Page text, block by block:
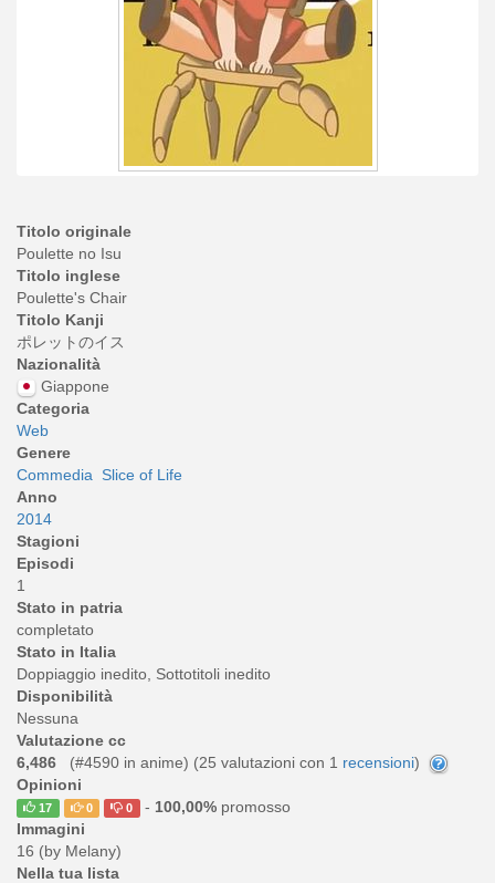
Titolo originale
Poulette no Isu
Titolo inglese
Poulette's Chair
Titolo Kanji
ポレットのイス
Nazionalità
Giappone
Categoria
Web
Genere
Commedia
Slice of Life
Anno
2014
Stagioni
Episodi
1
Stato in patria
completato
Stato in Italia
Doppiaggio inedito, Sottotitoli inedito
Disponibilità
Nessuna
Valutazione cc
6,486
(#4590 in anime) (25 valutazioni con 1 recensioni)
Opinioni
17 0 0 - 100,00%promosso
Immagini
16 (by Melany)
Nella tua lista